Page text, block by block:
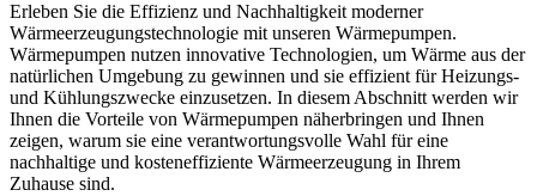
Erleben Sie die Effizienz und Nachhaltigkeit moderner
Wärmeerzeugungstechnologie mit unseren Wärmepumpen.
Wärmepumpen nutzen innovative Technologien, um Wärme aus der
natürlichen Umgebung zu gewinnen und sie effizient für Heizungs-
und Kühlungszwecke einzusetzen. In diesem Abschnitt werden wir
Ihnen die Vorteile von Wärmepumpen näherbringen und Ihnen
zeigen, warum sie eine verantwortungsvolle Wahl für eine
nachhaltige und kosteneffiziente Wärmeerzeugung in Ihrem
Zuhause sind.